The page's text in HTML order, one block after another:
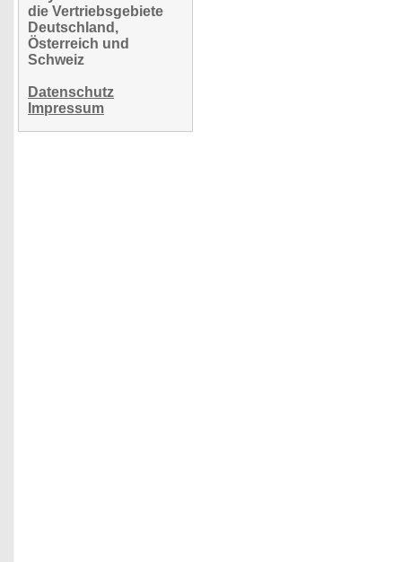
die Vertriebsgebiete
Deutschland,
Österreich und
Schweiz
Datenschutz
Impressum